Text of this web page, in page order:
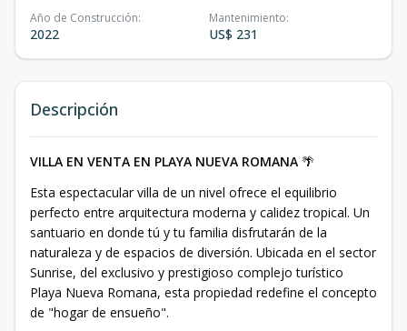
Año de Construcción:
2022
Mantenimiento:
US$ 231
Descripción
VILLA EN VENTA EN PLAYA NUEVA ROMANA 🌴
Esta espectacular villa de un nivel ofrece el equilibrio
perfecto entre arquitectura moderna y calidez tropical. Un
santuario en donde tú y tu familia disfrutarán de la
naturaleza y de espacios de diversión. Ubicada en el sector
Sunrise, del exclusivo y prestigioso complejo turístico
Playa Nueva Romana, esta propiedad redefine el concepto
de "hogar de ensueño".